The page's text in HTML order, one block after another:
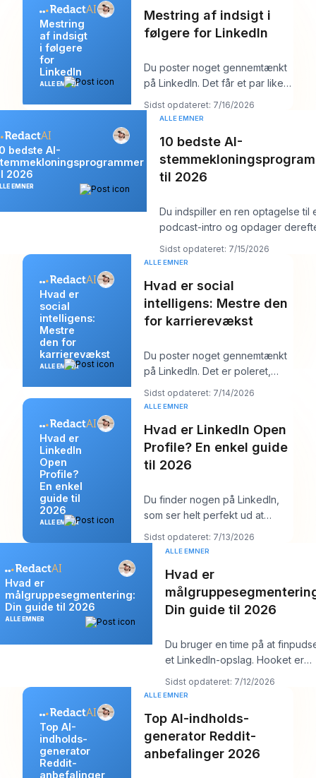
Mestring
af indsigt
i følgere
for
LinkedIn
ALLE EMNER
Mestring af indsigt i
følgere for LinkedIn
Du poster noget gennemtænkt
på LinkedIn. Det får et par likes,
måske en kommentar fra en
kollega, må
Sidst opdateret: 7/16/2026
bedste AI-
2026
EMNER
ALLE EMNER
10 bedste AI-
til 2026
Du indspiller en ren optagelse til
podcast-intro og opdager
ændring i et produktnavn
Sidst opdateret: 7/15/2026
Hvad er
social
intelligens:
Mestre
den for
karrierevækst
ALLE EMNER
ALLE EMNER
Hvad er social
intelligens: Mestre den
for karrierevækst
Du poster noget gennemtænkt
på LinkedIn. Det er poleret,
nyttigt og velskrevet. Et par
timer senere
Sidst opdateret: 7/14/2026
Hvad er
LinkedIn
Open
Profile?
En enkel
guide til
2026
ALLE EMNER
ALLE EMNER
Hvad er LinkedIn Open
Profile? En enkel guide
til 2026
Du finder nogen på LinkedIn,
som ser helt perfekt ud at
kontakte. Måske er det en
rekrutteringsansva
Sidst opdateret: 7/13/2026
Hvad er
målgruppesegmentering:
Din guide til 2026
ALLE EMNER
ALLE EMNER
Hvad er
Din guide til 2026
Du bruger en time på at
et LinkedIn-opslag. Hooket er
stærkt. Indsigten er solid. Du
trykke
Sidst opdateret: 7/12/2026
Top AI-
indholds-
generator
Reddit-
anbefalinger
ALLE EMNER
Top AI-indholds-
generator Reddit-
anbefalinger 2026